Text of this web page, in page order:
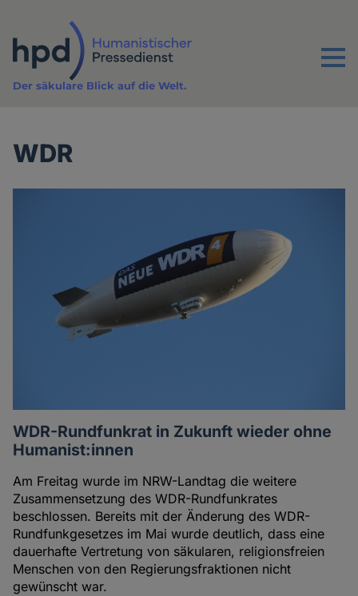
Inhalt
Menu
Der säkulare Blick auf die Welt.
WDR
WDR-Rundfunkrat in Zukunft wieder ohne
Humanist:innen
Am Freitag wurde im NRW-Landtag die weitere
Zusammensetzung des WDR-Rundfunkrates
beschlossen. Bereits mit der Änderung des WDR-
Rundfunkgesetzes im Mai wurde deutlich, dass eine
dauerhafte Vertretung von säkularen, religionsfreien
Menschen von den Regierungsfraktionen nicht
gewünscht war.